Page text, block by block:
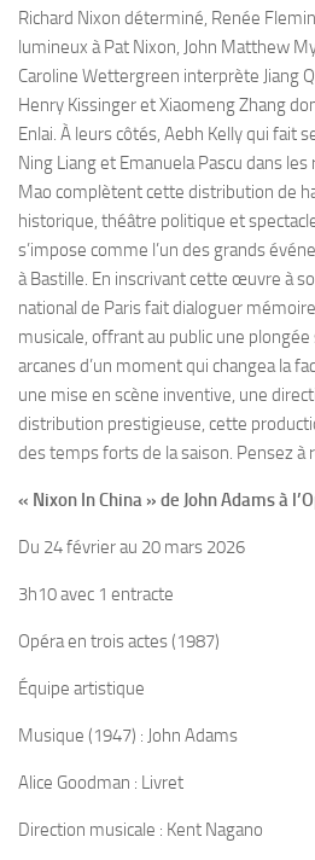
Richard Nixon déterminé, Renée
lumineux à Pat Nixon, John Matthew
Caroline Wettergreen interprète Jiang
Henry Kissinger et Xiaomeng Zhang
Enlai. À leurs côtés, Aebh Kelly qui fait
Ning Liang et Emanuela Pascu dans
Mao complètent cette distribution de
historique, théâtre politique et
s’impose comme l’un des grands
à Bastille. En inscrivant cette œuvre à
national de Paris fait dialoguer
musicale, offrant au public une
arcanes d’un moment qui changea la
une mise en scène inventive, une
distribution prestigieuse, cette
des temps forts de la saison. Pensez à
« Nixon In China » de John Adams à
Du 24 février au 20 mars 2026
3h10 avec 1 entracte
Opéra en trois actes (1987)
Équipe artistique
Musique (1947) : John Adams
Alice Goodman : Livret
Direction musicale : Kent Nagano